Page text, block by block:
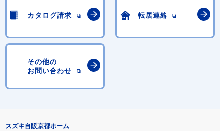
カタログ請求 転居連絡
その他の
お問い合わせ
スズキ自販京都ホーム